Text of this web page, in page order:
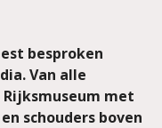
besproken
Van alle
met
schouders boven